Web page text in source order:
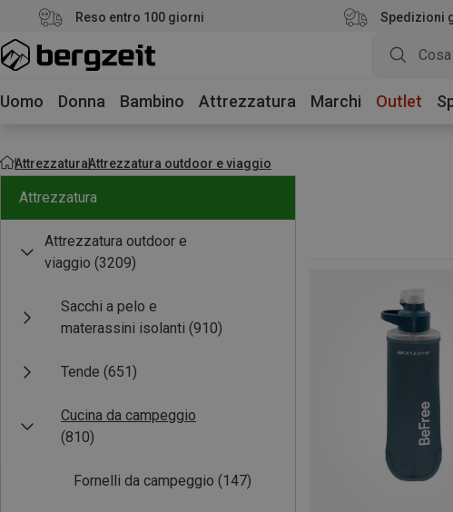
Reso entro 100 giorni Spedizioni
Uomo Donna Bambino Attrezzatura Marchi Outlet
AttrezzaturaAttrezzatura outdoor e viaggio
Attrezzatura
Attrezzatura outdoor e
viaggio (3209)
Sacchi a pelo e
materassini isolanti (910)
Tende (651)
Cucina da campeggio
(810)
Fornelli da campeggio (147)